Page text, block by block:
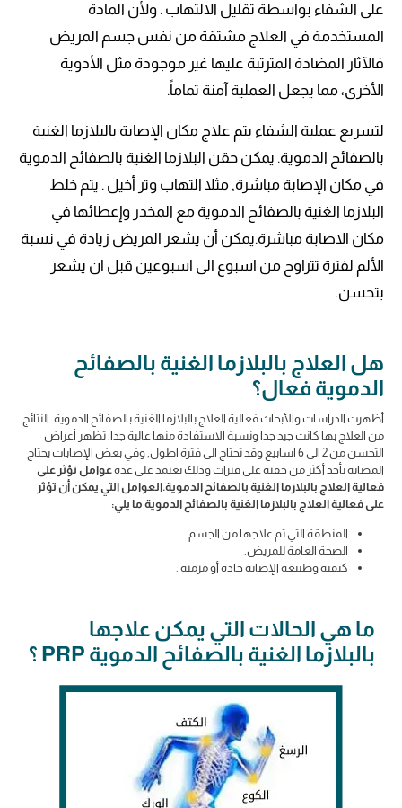
على الشفاء بواسطة تقليل الالتهاب . ولأن المادة
المستخدمة في العلاج مشتقة من نفس جسم المريض
فالآثار المضادة المترتبة عليها غير موجودة مثل الأدوية
الأخرى، مما يجعل العملية آمنة تماماً.
لتسريع عملية الشفاء يتم علاج مكان الإصابة بالبلازما الغنية
بالصفائح الدموية. يمكن حقن البلازما الغنية بالصفائح الدموية
في مكان الإصابة مباشرة, مثلا التهاب وتر أخيل . يتم خلط
البلازما الغنية بالصفائح الدموية مع المخدر وإعطائها في
مكان الاصابة مباشرة.يمكن أن يشعر المريض زيادة في نسبة
الألم لفترة تتراوح من اسبوع الى اسبوعين قبل ان يشعر
بتحسن.
هل العلاج بالبلازما الغنية بالصفائح
الدموية فعال؟
أظهرت الدراسات والأبحاث فعالية العلاج بالبلازما الغنية بالصفائح الدموية. النتائج
من العلاج بها كانت جيد جدا ونسبة الاستفادة منها عالية جدا. تظهر أعراض
التحسن من 2 الى 6 اسابيع وقد تحتاج الى فترة اطول, وفي بعض الإصابات يحتاج
المصابة بأخذ أكثر من حقنة على فترات وذلك يعتمد على عدةعوامل تؤثر على
فعالية العلاج بالبلازما الغنية بالصفائح الدموية.العوامل التي يمكن أن تؤثر
على فعالية العلاج بالبلازما الغنية بالصفائح الدموية ما يلي:
المنطقة التي تم علاجها من الجسم.
الصحة العامة للمريض.
كيفية وطبيعة الإصابة حادة أو مزمنة .
ما هي الحالات التي يمكن علاجها
بالبلازما الغنية بالصفائح الدموية PRP ؟